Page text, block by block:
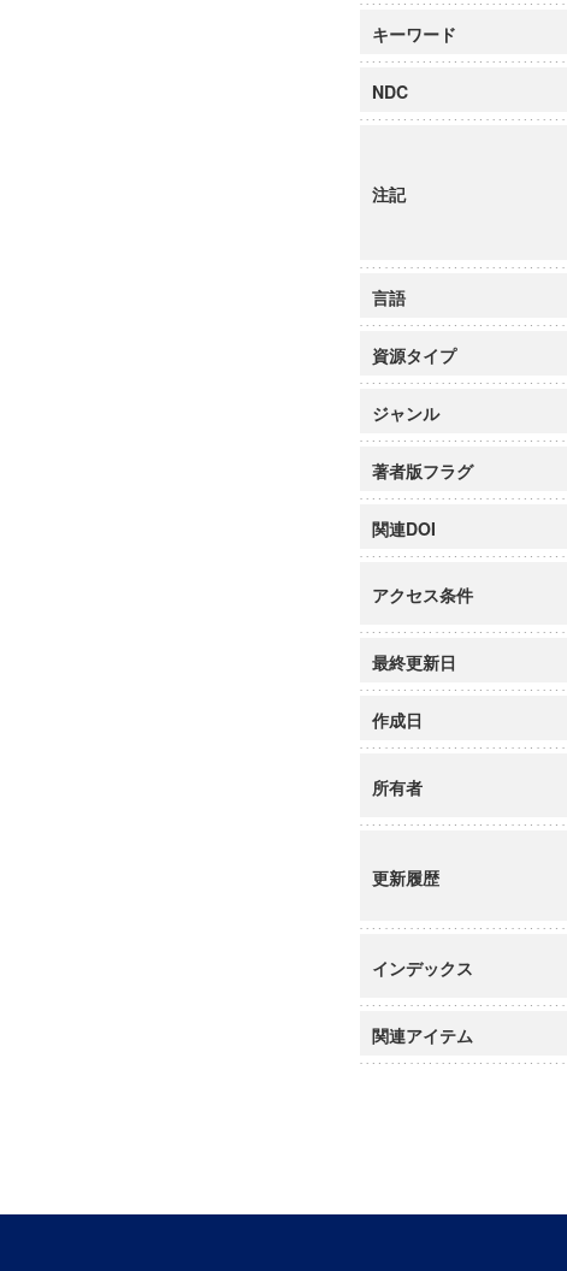
キーワード
NDC
注記
言語
資源タイプ
ジャンル
著者版フラグ
関連DOI
アクセス条件
最終更新日
作成日
所有者
更新履歴
インデックス
関連アイテム